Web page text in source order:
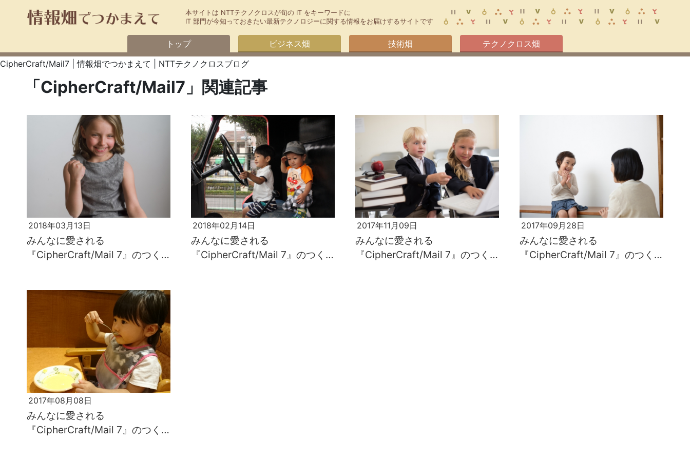
CipherCraft/Mail7 | 情報畑でつかまえて | NTTテクノクロスブログ
本サイトは NTTテクノクロスが旬の IT をキーワードに
IT 部門が今知っておきたい最新テクノロジーに関する情報をお届けするサイトです
トップ ビジネス畑 技術畑 テクノクロス畑
「CipherCraft/Mail7」関連記事
2018年03月13日
みんなに愛される
『CipherCraft/Mail 7』のつく
2018年02月14日
みんなに愛される
『CipherCraft/Mail 7』のつく
2017年11月09日
みんなに愛される
『CipherCraft/Mail 7』のつく
2017年09月28日
みんなに愛される
『CipherCraft/Mail 7』のつく
2017年08月08日
みんなに愛される
『CipherCraft/Mail 7』のつく